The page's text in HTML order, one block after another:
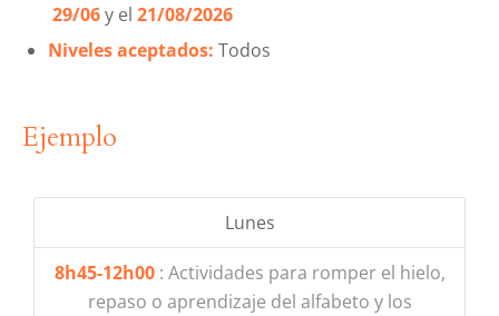
29/06y el 21/08/2026
Niveles aceptados: Todos
Ejemplo
Lunes
8h45-12h00: Actividades para romper el hielo,
repaso o aprendizaje del alfabeto y los